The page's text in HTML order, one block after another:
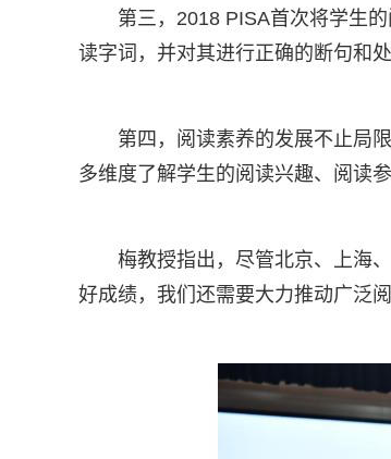
第三，2018 PISA首次将学生
读字词，并对其进行正确的断句和
第四，阅读素养的发展不止局
多维度了解学生的阅读兴趣、阅读
梅教授指出，尽管北京、上海
好成绩，我们还需要大力推动广泛阅